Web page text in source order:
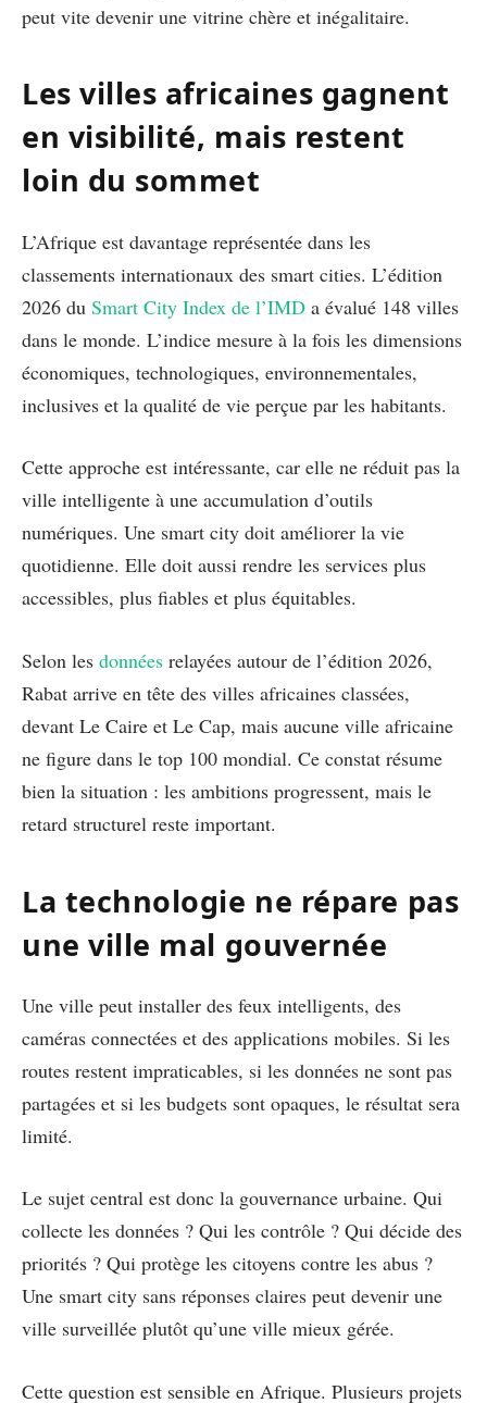
peut vite devenir une vitrine chère et inégalitaire.
Les villes africaines gagnent
en visibilité, mais restent
loin du sommet
L’Afrique est davantage représentée dans les
classements internationaux des smart cities. L’édition
2026 du Smart City Index de l’IMD a évalué 148 villes
dans le monde. L’indice mesure à la fois les dimensions
économiques, technologiques, environnementales,
inclusives et la qualité de vie perçue par les habitants.
Cette approche est intéressante, car elle ne réduit pas la
ville intelligente à une accumulation d’outils
numériques. Une smart city doit améliorer la vie
quotidienne. Elle doit aussi rendre les services plus
accessibles, plus fiables et plus équitables.
Selon les données relayées autour de l’édition 2026,
Rabat arrive en tête des villes africaines classées,
devant Le Caire et Le Cap, mais aucune ville africaine
ne figure dans le top 100 mondial. Ce constat résume
bien la situation : les ambitions progressent, mais le
retard structurel reste important.
La technologie ne répare pas
une ville mal gouvernée
Une ville peut installer des feux intelligents, des
caméras connectées et des applications mobiles. Si les
routes restent impraticables, si les données ne sont pas
partagées et si les budgets sont opaques, le résultat sera
limité.
Le sujet central est donc la gouvernance urbaine. Qui
collecte les données ? Qui les contrôle ? Qui décide des
priorités ? Qui protège les citoyens contre les abus ?
Une smart city sans réponses claires peut devenir une
ville surveillée plutôt qu’une ville mieux gérée.
Cette question est sensible en Afrique. Plusieurs projets